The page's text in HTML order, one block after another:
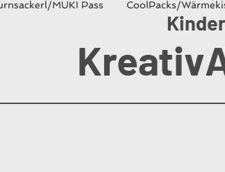
MUKI Pass CoolPacks/